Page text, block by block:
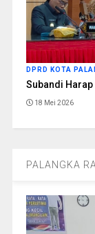
DPRD KOTA
Subandi
18 Mei 2026
PALANGKA